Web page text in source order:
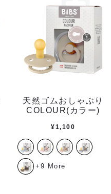
天然ゴムおしゃぶり
COLOUR(カラー)
¥1,100
+9 More